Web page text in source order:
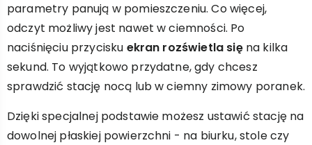
parametry panują w pomieszczeniu. Co więcej,
odczyt możliwy jest nawet w ciemności. Po
naciśnięciu przycisku ekran rozświetla sięna kilka
sekund. To wyjątkowo przydatne, gdy chcesz
sprawdzić stację nocą lub w ciemny zimowy poranek.
Dzięki specjalnej podstawie możesz ustawić stację na
dowolnej płaskiej powierzchni - na biurku, stole czy